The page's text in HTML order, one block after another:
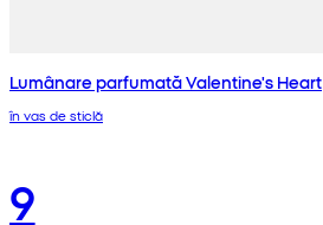
Lumânare parfumată Valentine's Heart
în vas de sticlă
9